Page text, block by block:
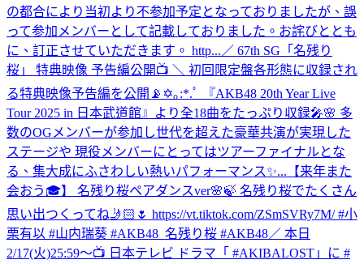
の都合により当初より不参加予定となっておりましたが、誤
って参加メンバーとして記載しておりました。お詫びととも
に、訂正させていただきます。 http... ／ 67th SG「名残り
桜」 特典映像 予告編公開📺 ＼ 初回限定盤各形態に収録され
る特典映像予告編を公開📡✡｡:*.ﾟ 『AKB48 20th Year Live
Tour 2025 in 日本武道館』より全18曲をたっぷり収録🎤🌸 多
数のOGメンバーが参加し世代を超えた豪華共演が実現した
ステージや 現役メンバーにとってはツアーファイナルとな
る、集大成にふさわしい熱いパフォーマンス✨... 【来年また
会おう🎓】 名残り桜ペアダンスver🌸🍃 名残り桜でたくさん
思い出つくってね🤳🏻🌷 https://vt.tiktok.com/ZSmSVRy7M/ #小
栗有以 #山内瑞葵 #AKB48_名残り桜 #AKB48／ 本日
2/17(火)25:59～📺 日本テレビ ドラマ「 #AKIBALOST」に #